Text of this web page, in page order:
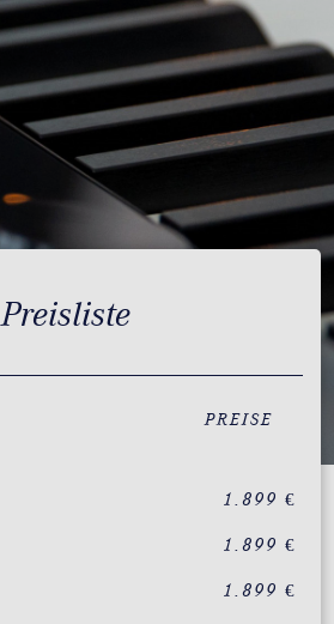
Preisliste
PREISE
1.899 €
1.899 €
1.899 €